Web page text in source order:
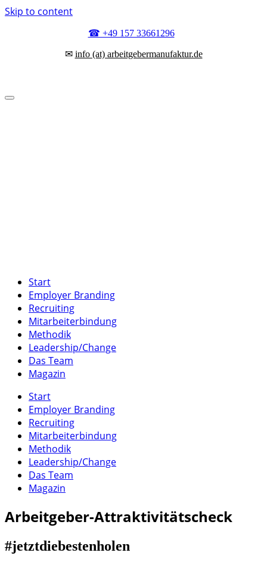
Skip to content
☎ +49 157 33661296
✉ info (at) arbeitgebermanufaktur.de
Start
Employer Branding
Recruiting
Mitarbeiterbindung
Methodik
Leadership/Change
Das Team
Magazin
Start
Employer Branding
Recruiting
Mitarbeiterbindung
Methodik
Leadership/Change
Das Team
Magazin
Arbeitgeber-Attraktivitätscheck
#jetztdiebestenholen